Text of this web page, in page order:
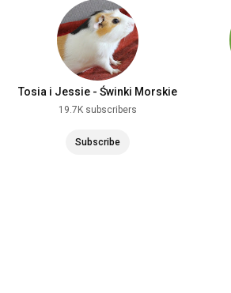
Tosia i Jessie - Świnki Morskie
19.7K subscribers
Subscribe